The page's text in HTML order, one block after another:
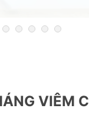
VIÊM